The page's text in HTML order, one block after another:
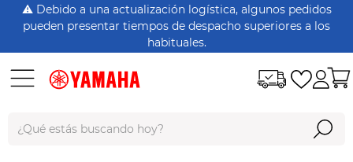
⚠️ Debido a una actualización logística, algunos pedidos
pueden presentar tiempos de despacho superiores a los
habituales.